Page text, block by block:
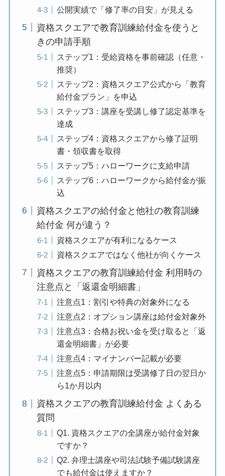
公開実績で「修了率の目安」が見える
資格スクエアで教育訓練給付金を使うと
きの申請手順
ステップ1：受給資格を事前確認（任意・
推奨）
ステップ2：資格スクエア公式から「教育
給付金プラン」を申込
ステップ3：講座を受講し修了認定基準を
達成
ステップ4：資格スクエアから修了証明
書・領収書を取得
ステップ5：ハローワークに支給申請
ステップ6：ハローワークから給付金が振
込
資格スクエアの給付金と他社の教育訓練
給付金 何が違う？
資格スクエアが有利になるケース
資格スクエアではなく他社が向くケース
資格スクエアの教育訓練給付金 利用時の
注意点と「返還金明細書」
注意点1：割引や特典の対象外になる
注意点2：オプション講座は給付金対象外
注意点3：合格お祝い金を受け取ると「返
還金明細書」が必要
注意点4：マイナンバー記載が必要
注意点5：申請期限は受講修了日の翌日か
ら1か月以内
資格スクエアの教育訓練給付金 よくある
質問
Q1. 資格スクエアの全講座が給付金対象
ですか？
Q2. 弁理士講座や司法試験予備試験講座
でも給付金は使えますか？